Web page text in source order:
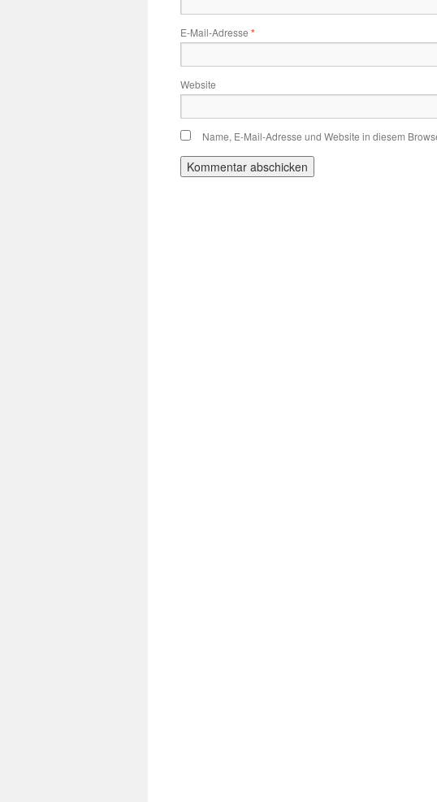
E-Mail-Adresse *
Website
Name, E-Mail-Adresse und Website in diesem